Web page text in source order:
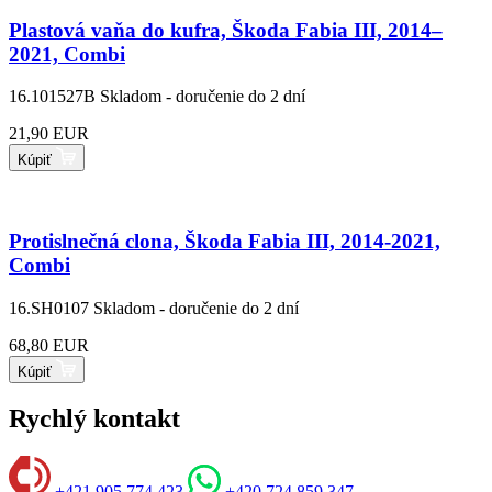
Plastová vaňa do kufra, Škoda Fabia III, 2014–
2021, Combi
16.101527B Skladom - doručenie do 2 dní
21,90 EUR
Kúpiť
Protislnečná clona, Škoda Fabia III, 2014-2021,
Combi
16.SH0107 Skladom - doručenie do 2 dní
68,80 EUR
Kúpiť
Rychlý kontakt